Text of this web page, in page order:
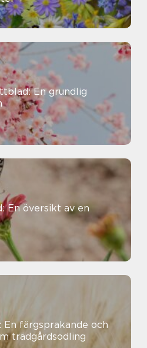
En grundlig
En översikt av en
En färgsprakande och
trädgårdsodling